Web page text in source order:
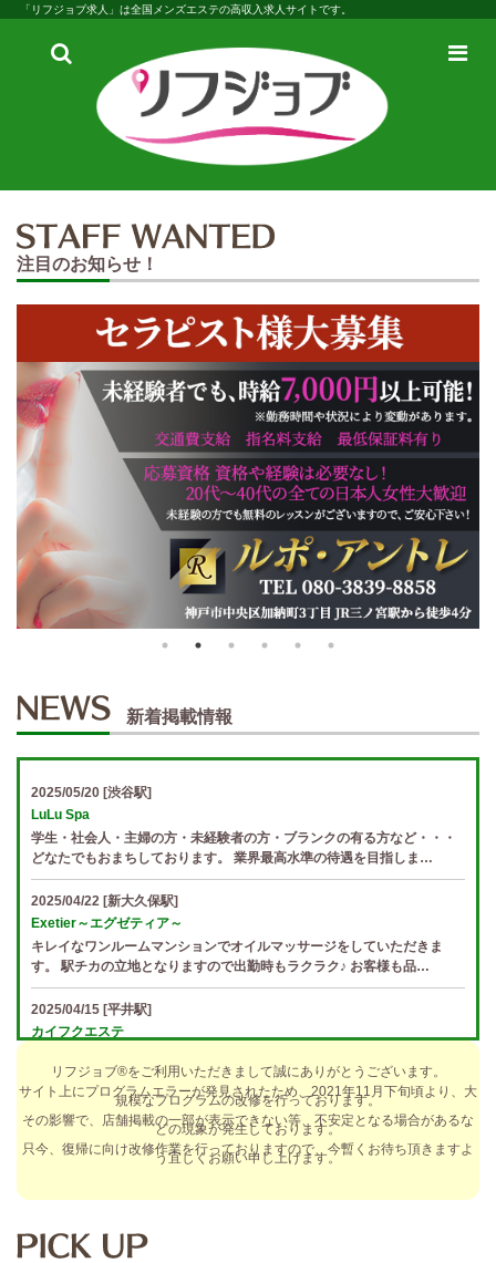
「リフジョブ求人」は全国メンズエステの高収入求人サイトです。
検
メ
注目のお知らせ！
新着掲載情報
2025/05/20 [渋谷駅]
LuLu Spa
学生・社会人・主婦の方・未経験者の方・ブランクの有る方など・・・
どなたでもおまちしております。 業界最高水準の待遇を目指しま…
2025/04/22 [新大久保駅]
Exetier～エグゼティア～
キレイなワンルームマンションでオイルマッサージをしていただきま
す。 駅チカの立地となりますので出勤時もラクラク♪ お客様も品…
2025/04/15 [平井駅]
カイフクエステ
り♪ 日給5万円以上可！人によっては10万円も★ 全額日払い＆…
2025/04/14
[小倉駅]
The Ritz cache (ザ リッツ カシェ)
歩合率・RANK昇格制度 給与保証・アリバイ対策・送迎など、 快適なお
sirena (シレーナ) 春日井ルーム
リフジョブ®をご利用いただきまして誠にありがとうございます。
サイト上にプログラムエラーが発見されたため、2021年11月下旬頃より、大
規模なプログラムの改修を行っております。
その影響で、店舗掲載の一部が表示できない等、不安定となる場合があるな
どの現象が発生しております。
只今、復帰に向け改修作業を行っておりますので、今暫くお待ち頂きますよ
う宜しくお願い申し上げます。